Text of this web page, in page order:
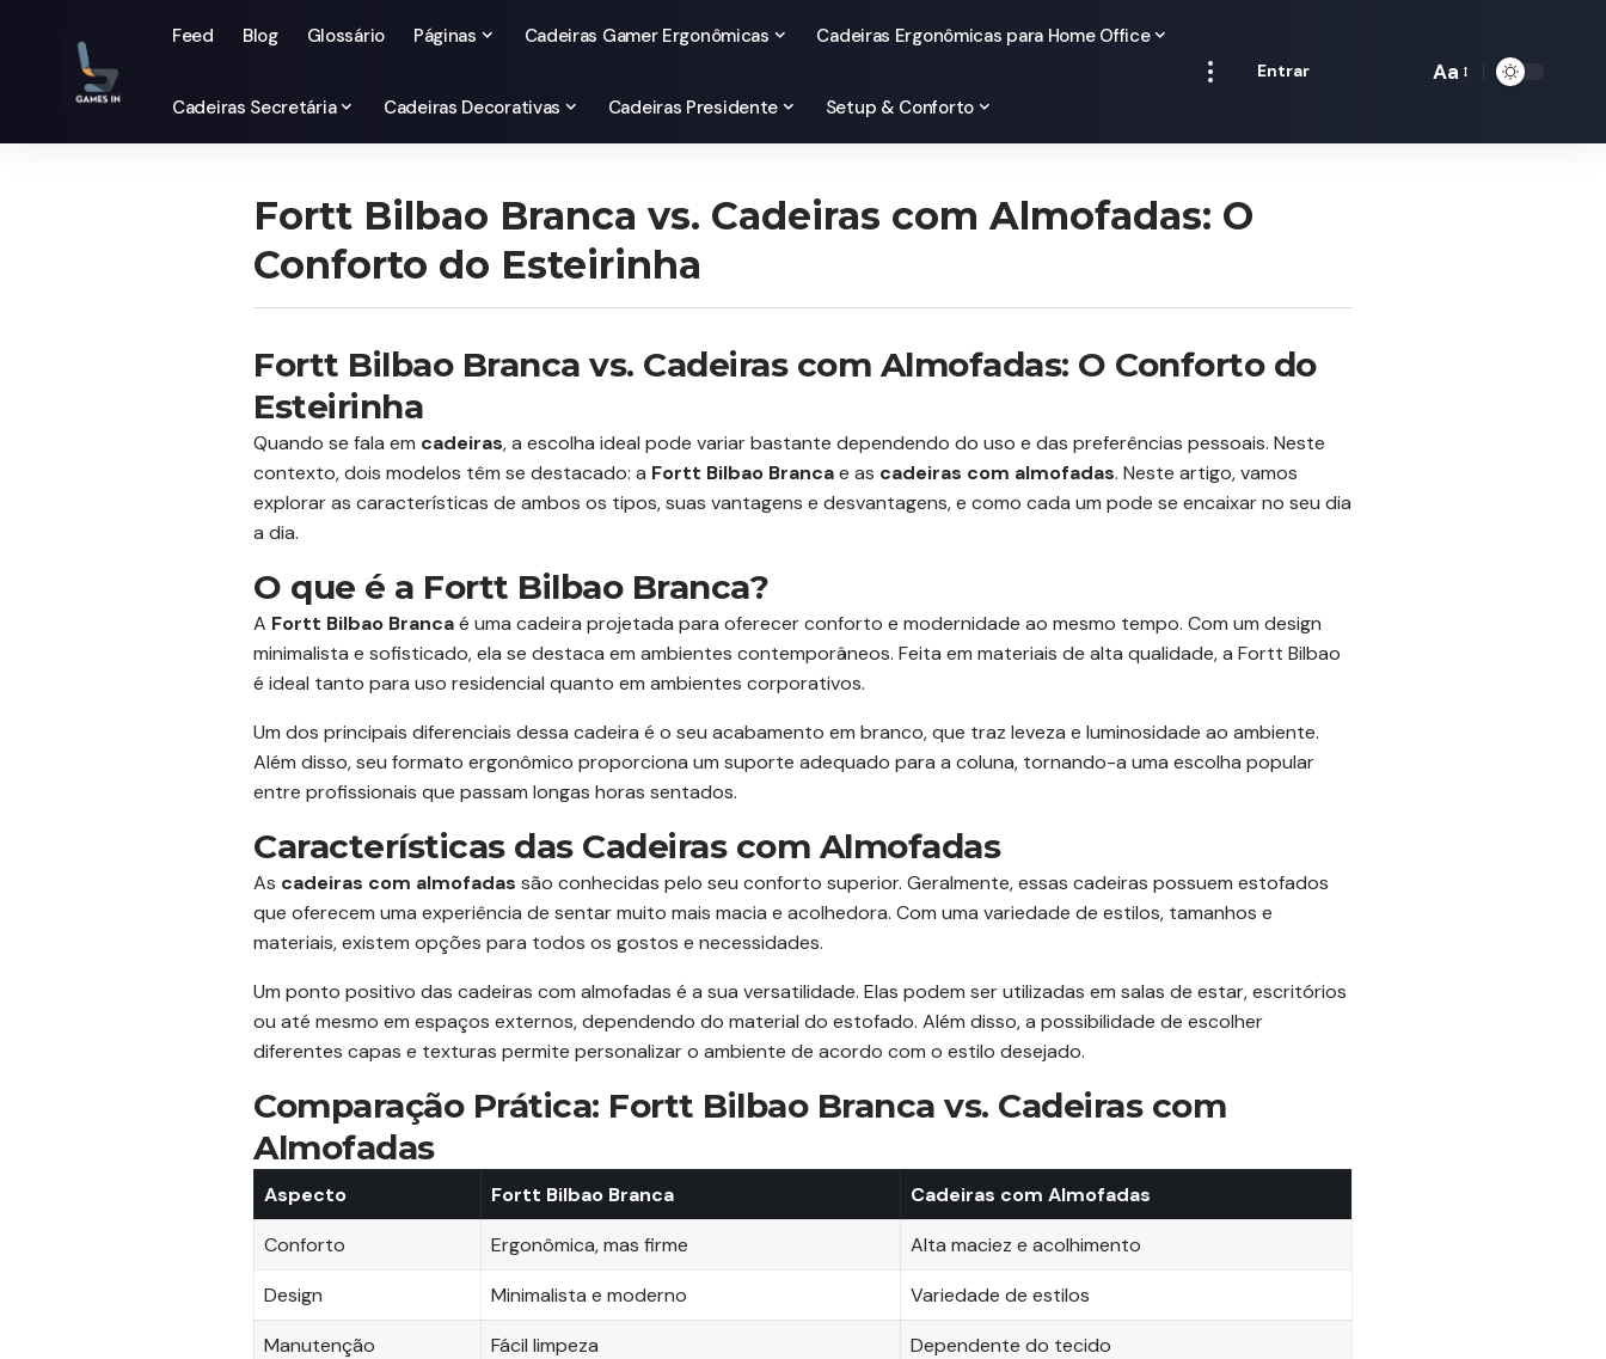
Feed Blog Glossário Páginas Cadeiras Gamer Ergonômicas Cadeiras Ergonômicas para Home Office
Cadeiras Secretária Cadeiras Decorativas Cadeiras Presidente Setup & Conforto
Entrar Aa
Fortt Bilbao Branca vs. Cadeiras com Almofadas: O
Conforto do Esteirinha
Fortt Bilbao Branca vs. Cadeiras com Almofadas: O Conforto do
Esteirinha
Quando se fala em cadeiras, a escolha ideal pode variar bastante dependendo do uso e das preferências pessoais. Neste
contexto, dois modelos têm se destacado: a Fortt Bilbao Brancae as cadeiras com almofadas. Neste artigo, vamos
explorar as características de ambos os tipos, suas vantagens e desvantagens, e como cada um pode se encaixar no seu dia
a dia.
O que é a Fortt Bilbao Branca?
A Fortt Bilbao Brancaé uma cadeira projetada para oferecer conforto e modernidade ao mesmo tempo. Com um design
minimalista e sofisticado, ela se destaca em ambientes contemporâneos. Feita em materiais de alta qualidade, a Fortt Bilbao
é ideal tanto para uso residencial quanto em ambientes corporativos.
Um dos principais diferenciais dessa cadeira é o seu acabamento em branco, que traz leveza e luminosidade ao ambiente.
Além disso, seu formato ergonômico proporciona um suporte adequado para a coluna, tornando-a uma escolha popular
entre profissionais que passam longas horas sentados.
Características das Cadeiras com Almofadas
As cadeiras com almofadas são conhecidas pelo seu conforto superior. Geralmente, essas cadeiras possuem estofados
que oferecem uma experiência de sentar muito mais macia e acolhedora. Com uma variedade de estilos, tamanhos e
materiais, existem opções para todos os gostos e necessidades.
Um ponto positivo das cadeiras com almofadas é a sua versatilidade. Elas podem ser utilizadas em salas de estar, escritórios
ou até mesmo em espaços externos, dependendo do material do estofado. Além disso, a possibilidade de escolher
diferentes capas e texturas permite personalizar o ambiente de acordo com o estilo desejado.
Comparação Prática: Fortt Bilbao Branca vs. Cadeiras com
Almofadas
Aspecto Fortt Bilbao Branca
Cadeiras com Almofadas
Conforto
Ergonômica, mas firme
Alta maciez e acolhimento
Design
Minimalista e moderno
Variedade de estilos
Manutenção
Fácil limpeza
Dependente do tecido